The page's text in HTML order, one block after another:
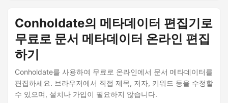
Conholdate의 메타데이터 편집기로
무료로 문서 메타데이터 온라인 편집
하기
Conholdate를 사용하여 무료로 온라인에서 문서 메타데이터를
편집하세요. 브라우저에서 직접 제목, 저자, 키워드 등을 수정할
수 있으며, 설치나 가입이 필요하지 않습니다.